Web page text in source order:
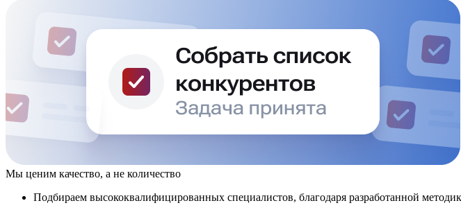
Мы ценим качество, а не количество
Подбираем высококвалифицированных специалистов, благодаря разработанной